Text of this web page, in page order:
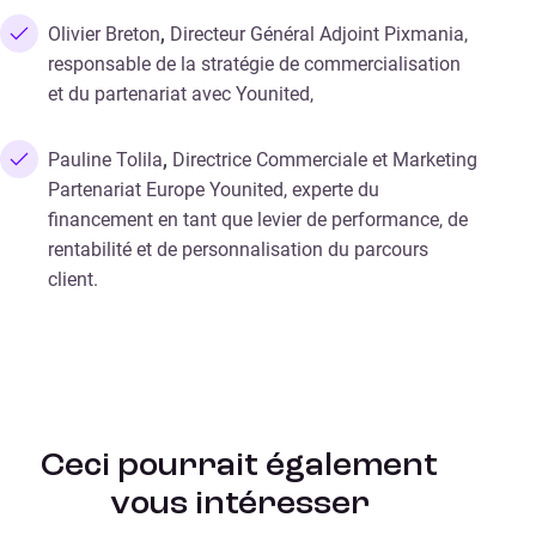
Olivier Breton, Directeur Général Adjoint Pixmania,
responsable de la stratégie de commercialisation
et du partenariat avec Younited,
Pauline Tolila, Directrice Commerciale et Marketing
Partenariat Europe Younited, experte du
financement en tant que levier de performance, de
rentabilité et de personnalisation du parcours
client.
Ceci pourrait également
vous intéresser